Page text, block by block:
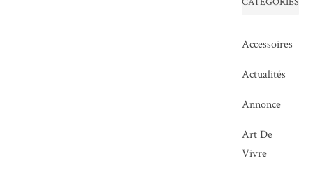
Accessoires
Actualités
Annonce
Art De
Vivre